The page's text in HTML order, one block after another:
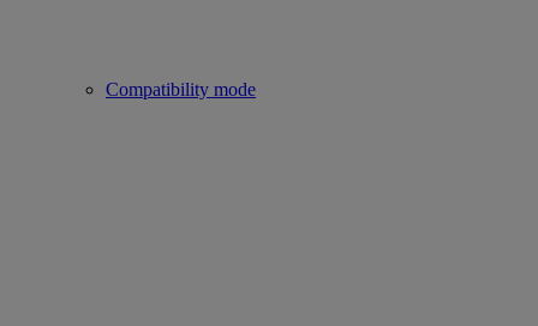
Compatibility mode